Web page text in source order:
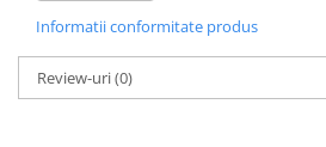
comenzii
Conditii de aplicare
Pretul se aplica pentru
Pentru seturi, se adauga in cos cate
Informatii conformitate produs
Review-uri(0)